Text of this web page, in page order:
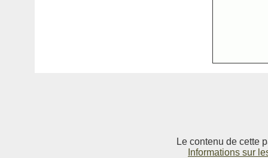
Le contenu de cette
Informations sur